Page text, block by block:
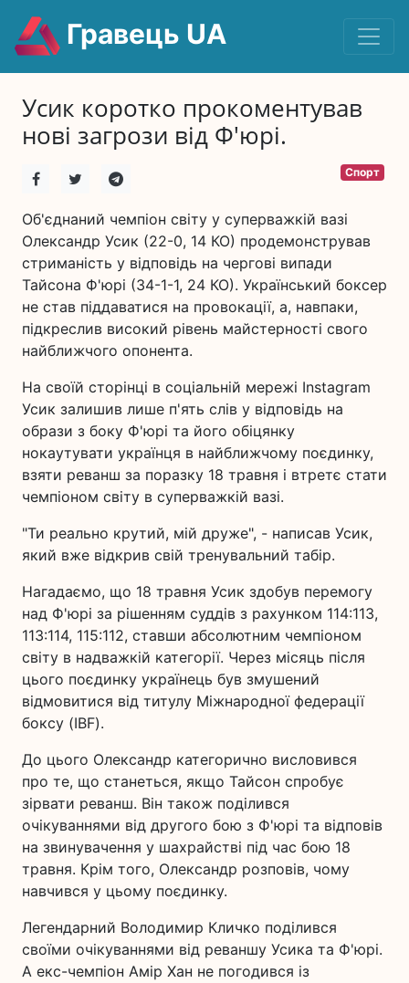
Гравець UA
Усик коротко прокоментував
нові загрози від Ф'юрі.
Спорт
Об'єднаний чемпіон світу у суперважкій вазі
Олександр Усик (22-0, 14 КО) продемонстрував
стриманість у відповідь на чергові випади
Тайсона Ф'юрі (34-1-1, 24 КО). Український боксер
не став піддаватися на провокації, а, навпаки,
підкреслив високий рівень майстерності свого
найближчого опонента.
На своїй сторінці в соціальній мережі Instagram
Усик залишив лише п'ять слів у відповідь на
образи з боку Ф'юрі та його обіцянку
нокаутувати українця в найближчому поєдинку,
взяти реванш за поразку 18 травня і втретє стати
чемпіоном світу в суперважкій вазі.
"Ти реально крутий, мій друже", - написав Усик,
який вже відкрив свій тренувальний табір.
Нагадаємо, що 18 травня Усик здобув перемогу
над Ф'юрі за рішенням суддів з рахунком 114:113,
113:114, 115:112, ставши абсолютним чемпіоном
світу в надважкій категорії. Через місяць після
цього поєдинку українець був змушений
відмовитися від титулу Міжнародної федерації
боксу (IBF).
До цього Олександр категорично висловився
про те, що станеться, якщо Тайсон спробує
зірвати реванш. Він також поділився
очікуваннями від другого бою з Ф'юрі та відповів
на звинувачення у шахрайстві під час бою 18
травня. Крім того, Олександр розповів, чому
навчився у цьому поєдинку.
Легендарний Володимир Кличко поділився
своїми очікуваннями від реваншу Усика та Ф'юрі.
А екс-чемпіон Амір Хан не погодився із